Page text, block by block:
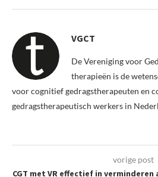
VGCT
De Vereniging voor
therapieën is de
voor cognitief gedragstherapeuten en
gedragstherapeutisch werkers in
vorige post
CGT met VR effectief in